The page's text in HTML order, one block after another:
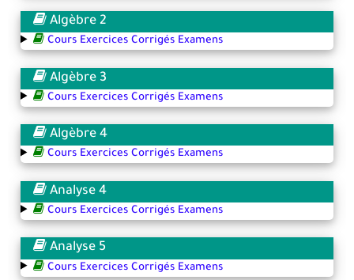
Algèbre 2
Cours Exercices Corrigés Examens
Algèbre 3
Cours Exercices Corrigés Examens
Algèbre 4
Cours Exercices Corrigés Examens
Analyse 4
Cours Exercices Corrigés Examens
Analyse 5
Cours Exercices Corrigés Examens